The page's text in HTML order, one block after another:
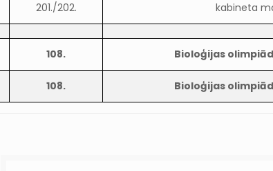
201./202. kabineta
108. Bioloģijas
108. Bioloģijas